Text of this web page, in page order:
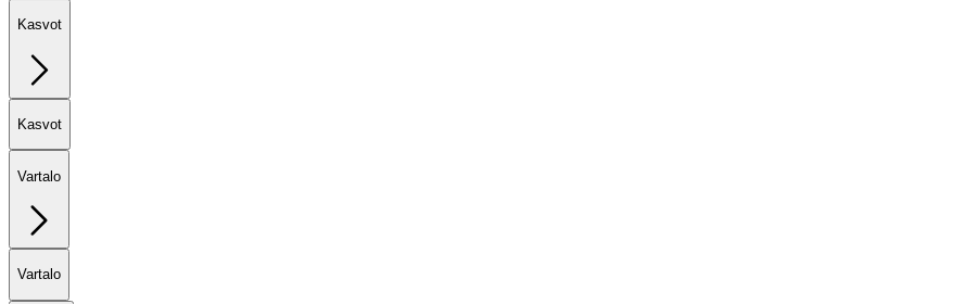
Kasvot
Kasvot
Vartalo
Vartalo